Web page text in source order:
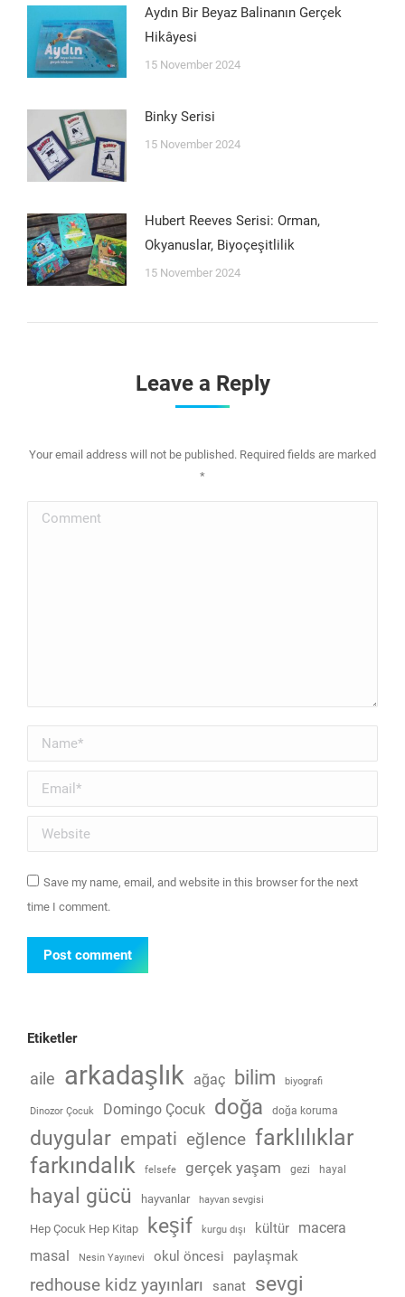
Aydın Bir Beyaz Balinanın Gerçek
Hikâyesi
15 November 2024
Binky Serisi
15 November 2024
Hubert Reeves Serisi: Orman,
Okyanuslar, Biyoçeşitlilik
15 November 2024
Leave a Reply
Your email address will not be published. Required fields are marked
*
Comment
Name *
Email *
Website
Save my name, email, and website in this browser for the next
time I comment.
Post comment
Etiketler
aile arkadaşlık ağaç bilim biyografi
Dinozor Çocuk Domingo Çocuk doğa doğa koruma
duygular empati eğlence farklılıklar
farkındalık
felsefe gerçek yaşam gezi hayal
hayal gücü hayvanlar hayvan sevgisi
Hep Çocuk Hep Kitap keşif kurgu dışı kültür
macera
masal
Nesin Yayınevi okul öncesi paylaşmak
redhouse kidz yayınları sanat sevgi